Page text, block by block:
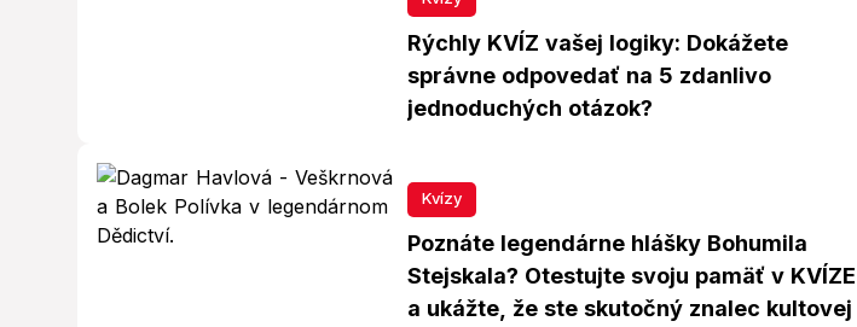
Rýchly KVÍZ vašej logiky: Dokážete
správne odpovedať na 5 zdanlivo
jednoduchých otázok?
Kvízy
Poznáte legendárne hlášky Bohumila
Stejskala? Otestujte svoju pamäť v KVÍZE
a ukážte, že ste skutočný znalec kultovej